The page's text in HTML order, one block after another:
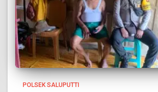
POLSEK SALUPUTTI